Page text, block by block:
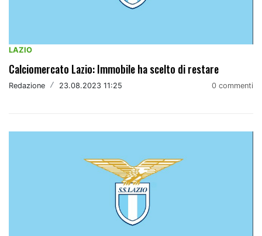
LAZIO
Calciomercato Lazio: Immobile ha scelto di restare
Redazione / 23.08.2023 11:25 0 commenti